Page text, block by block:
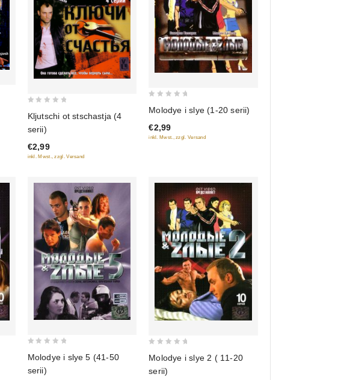
out
of
5
Kljutschi ot stschastja (4
serii)
€2,99
inkl. Mwst., zzgl. Versand
of
5
Molodye i slye (1-20 serii)
€2,99
inkl. Mwst., zzgl. Versand
of
Molodye i slye 5 (41-50
serii)
of
Molodye i slye 2 ( 11-20
serii)